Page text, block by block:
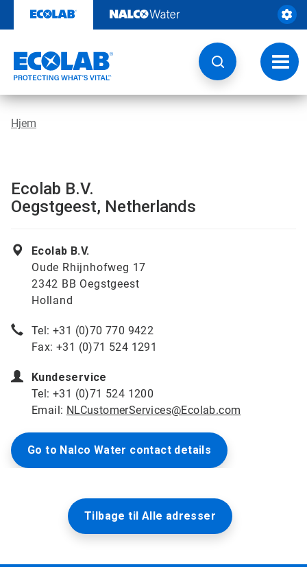
indhold
Skift
Hjem
Ecolab B.V.
Oegstgeest, Netherlands
Ecolab B.V.
Oude Rhijnhofweg 17
2342 BB Oegstgeest
Holland
Tel: +31 (0)70 770 9422
Fax: +31 (0)71 524 1291
Kundeservice
Tel: +31 (0)71 524 1200
Email: NLCustomerServices@Ecolab.com
Go to Nalco Water contact details
Tilbage til Alle adresser